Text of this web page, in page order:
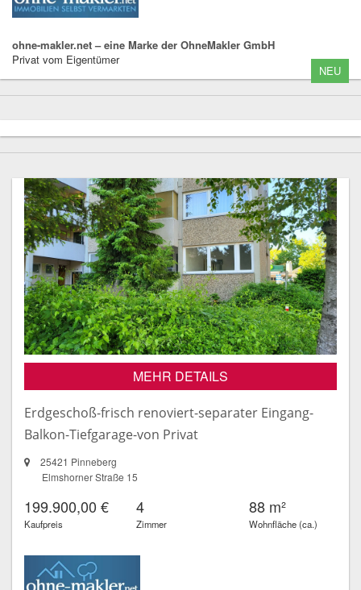
ohne-makler.net – eine Marke der OhneMakler GmbH
Privat vom Eigentümer
NEU
MEHR DETAILS
Erdgeschoß-frisch renoviert-separater Eingang-
Balkon-Tiefgarage-von Privat
25421 Pinneberg
Elmshorner Straße 15
199.900,00 €
Kaufpreis
4
Zimmer
88 m²
Wohnfläche (ca.)